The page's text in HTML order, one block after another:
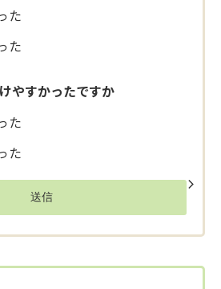
た
た
やすかったですか
た
た